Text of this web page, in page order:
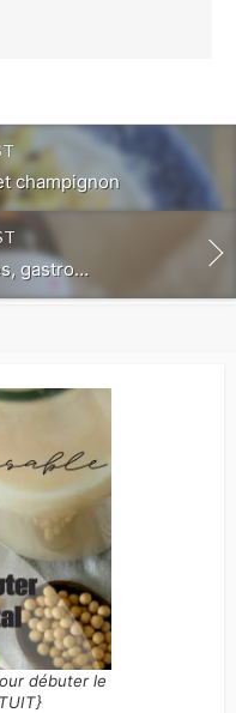
champignon
gastro…
débuter le